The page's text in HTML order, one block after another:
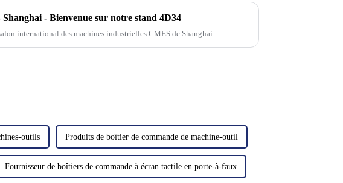
- Bienvenue sur notre stand 4D34
international des machines industrielles CMES de Shanghai
outils Produits de boîtier de commande de machine-outil
Fournisseur de boîtiers de commande à écran tactile en porte-à-faux